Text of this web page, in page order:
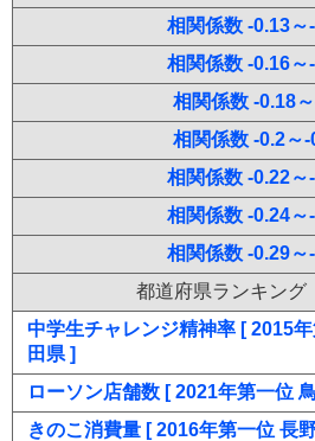
相関係数 -0.13～
相関係数 -0.16～
相関係数 -0.18
相関係数 -0.2～-
相関係数 -0.22～
相関係数 -0.24～
相関係数 -0.29～
都道府県ランキング
中学生チャレンジ精神率 [ 2015
田県 ]
ローソン店舗数 [ 2021年第一位
きのこ消費量 [ 2016年第一位 長